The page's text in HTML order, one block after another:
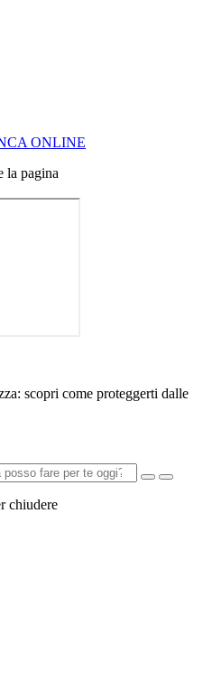
ONLINE
la pagina
scopri come proteggerti dalle
chiudere